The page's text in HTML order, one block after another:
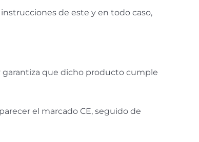
de este y en todo caso,
que dicho producto cumple
el marcado CE, seguido de